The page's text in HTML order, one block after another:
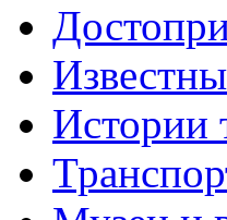
Истории